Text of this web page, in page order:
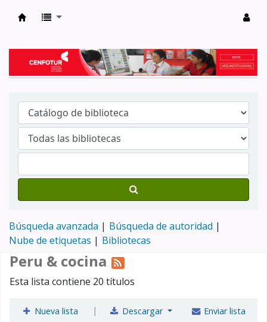
Búsqueda avanzada
Búsqueda de autoridad
Nube de etiquetas
Bibliotecas
Peru & cocina
Esta lista contiene 20 títulos
Nueva lista | Descargar
Enviar lista